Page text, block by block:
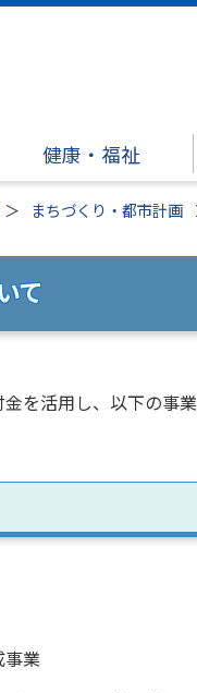
健康・福祉
まちづくり・都市計画
て
を活用し、以下の事業
業